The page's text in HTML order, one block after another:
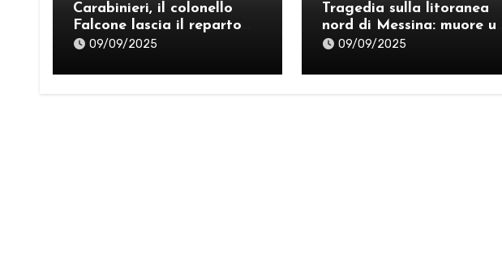
Carabinieri, il colonello
Falcone lascia il reparto
operativo di Messina per il
Como
09/09/2025
Tragedia sulla litoranea
nord di Messina: muore un
ventenne, donati gli
09/09/2025